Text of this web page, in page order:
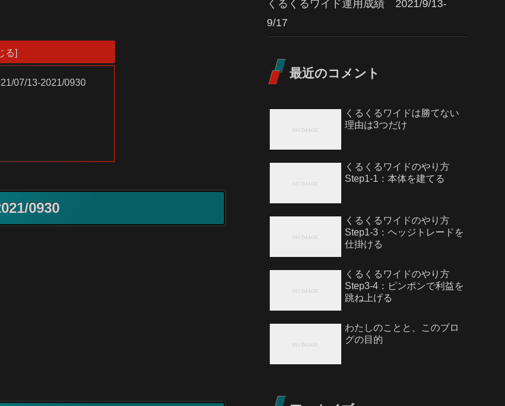
07/13-2021/0930
0930
くるくるワイド運用成績 2021/9/13-
9/17
最近のコメント
くるくるワイドは勝てない
理由は3つだけ
くるくるワイドのやり方
Step1-1：本体を建てる
くるくるワイドのやり方
Step1-3：ヘッジトレードを
仕掛ける
くるくるワイドのやり方
Step3-4：ピンポンで利益を
跳ね上げる
わたしのことと、このブロ
グの目的